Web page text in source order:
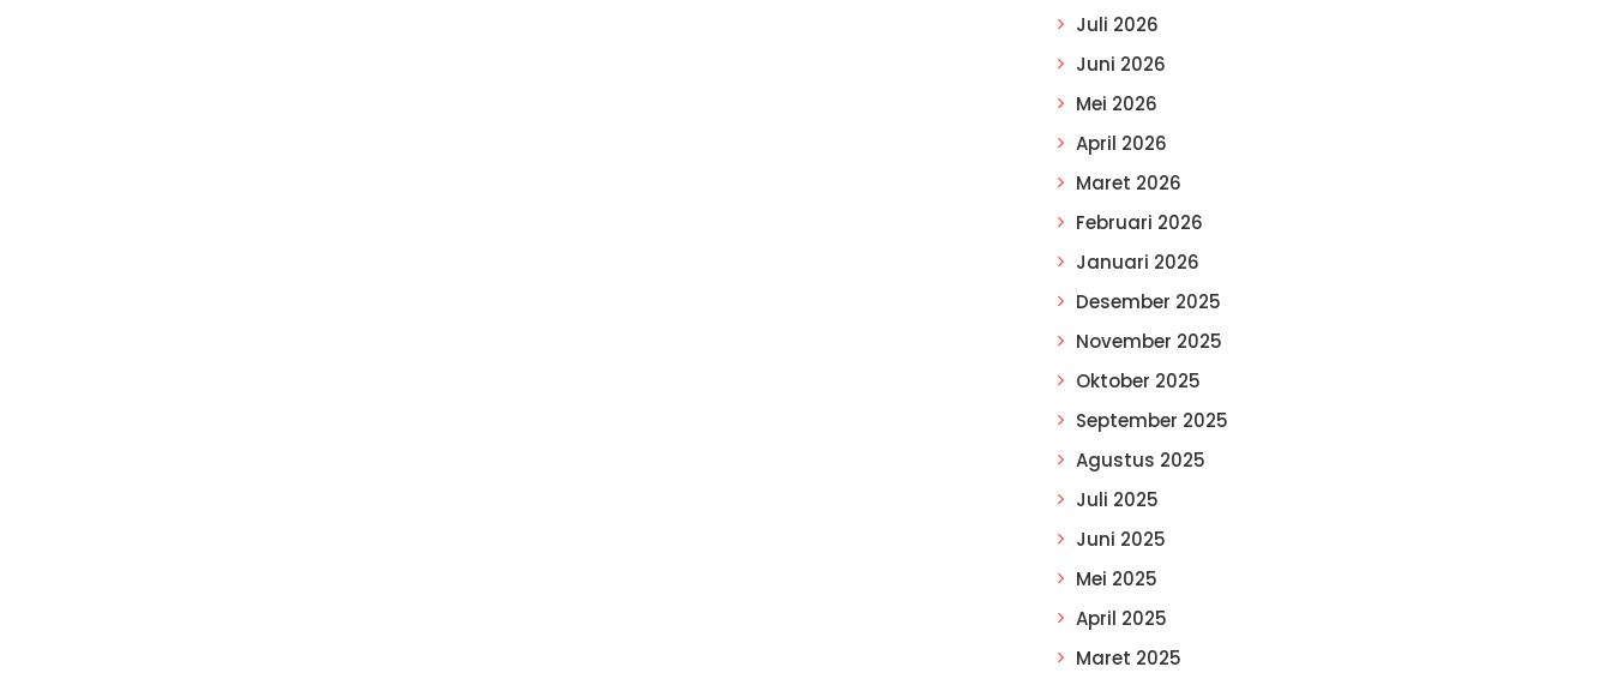
Juli 2026
Juni 2026
Mei 2026
April 2026
Maret 2026
Februari 2026
Januari 2026
Desember 2025
November 2025
Oktober 2025
September 2025
Agustus 2025
Juli 2025
Juni 2025
Mei 2025
April 2025
Maret 2025